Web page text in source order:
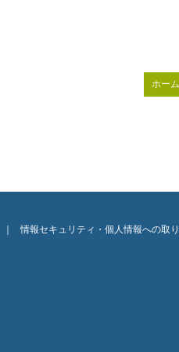
ホー
情報セキュリティ・個人情報への取